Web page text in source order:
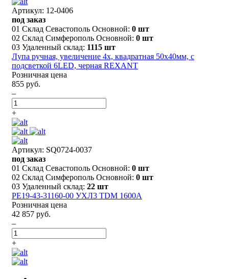
Артикул: 12-0406
под заказ
01 Склад Севастополь Основной: 0 шт
02 Склад Симферополь Основной: 0 шт
03 Удаленный склад: 1115 шт
Лупа ручная, увеличение 4х, квадратная 50х40мм, с
подсветкой 6LED, черная REXANT
Розничная цена
855 руб.
–
+
Артикул: SQ0724-0037
под заказ
01 Склад Севастополь Основной: 0 шт
02 Склад Симферополь Основной: 0 шт
03 Удаленный склад: 22 шт
РЕ19-43-31160-00 УХЛ3 TDM 1600A
Розничная цена
42 857 руб.
–
+